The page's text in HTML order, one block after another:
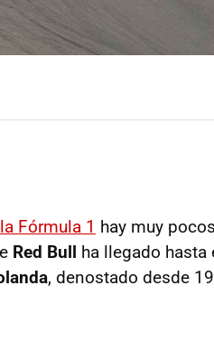
Fórmula 1 hay muy
Red Bull ha llegado hasta
, denostado desde